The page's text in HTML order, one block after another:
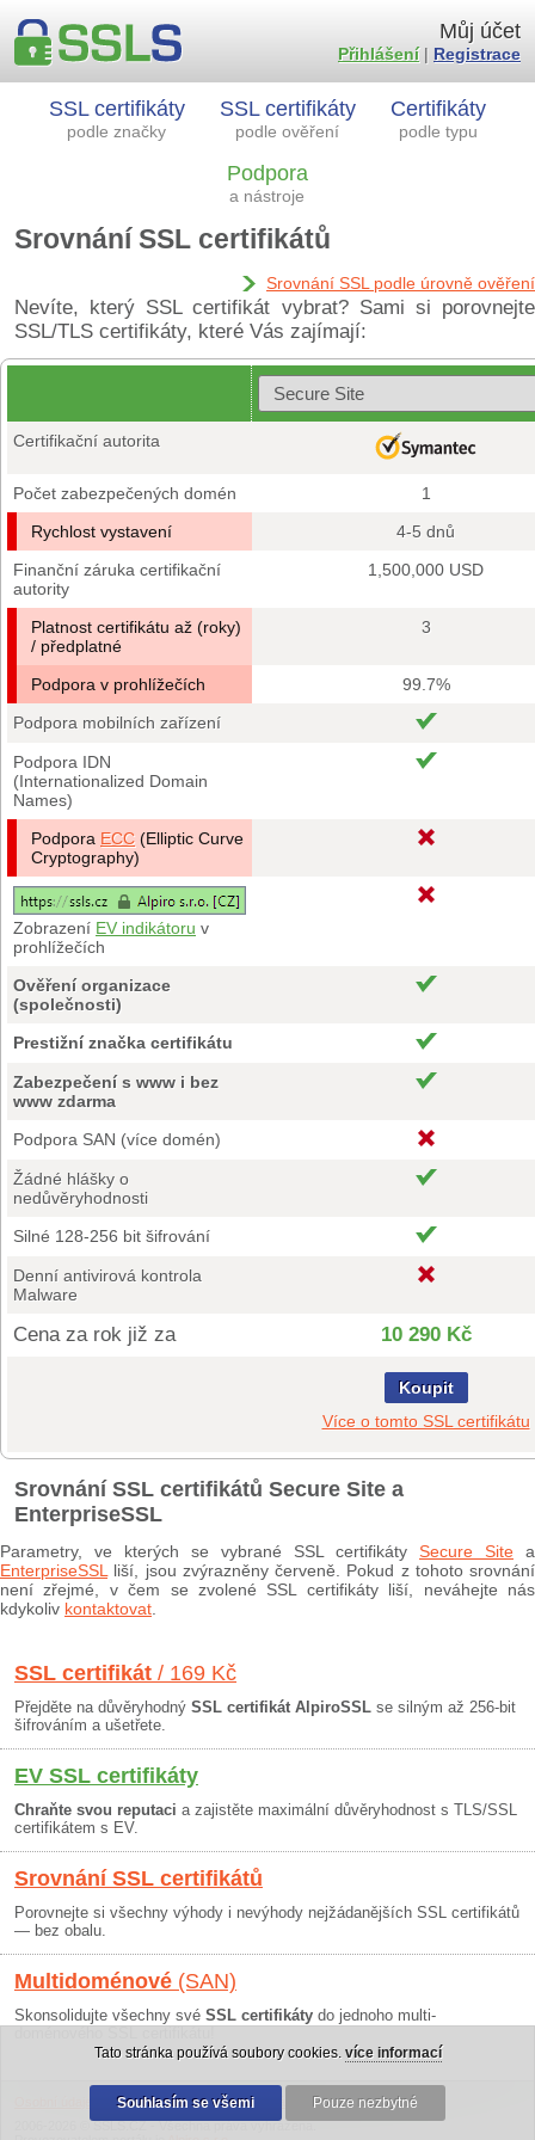
SSL certifikáty
podle značky
SSL certifikáty
podle ověření
Certifikáty
podle typu
Podpora
a nástroje
Můj účet
Přihlášení| Registrace
Srovnání SSL certifikátů
Srovnání SSL podle úrovně ověření
Nevíte, který SSL certifikát vybrat? Sami si porovnejte
SSL/TLS certifikáty, které Vás zajímají:
Certifikační autorita
Počet zabezpečených domén
1
Rychlost vystavení
4-5 dnů
Finanční záruka certifikační
autority
1,500,000 USD
Platnost certifikátu až (roky)
/ předplatné
3
Podpora v prohlížečích
99.7%
Podpora mobilních zařízení
Podpora IDN
(Internationalized Domain
Names)
Podpora ECC (Elliptic Curve
Cryptography)
Zobrazení EV indikátoru v
prohlížečích
Ověření organizace
(společnosti)
Prestižní značka certifikátu
Zabezpečení s www i bez
www zdarma
Podpora SAN (více domén)
Žádné hlášky o
nedůvěryhodnosti
Silné 128-256 bit šifrování
Denní antivirová kontrola
Malware
Cena za rok již za 10 290 Kč
Koupit
Více o tomto SSL certifikátu
Srovnání SSL certifikátů Secure Site a
EnterpriseSSL
Parametry, ve kterých se vybrané SSL certifikáty Secure Site a
EnterpriseSSL
liší, jsou zvýrazněny červeně. Pokud z tohoto srovnání
není zřejmé, v čem se zvolené SSL certifikáty liší, neváhejte nás
kdykoliv kontaktovat
SSL certifikát / 169 Kč
Přejděte na důvěryhodný SSL certifikát AlpiroSSL se silným až 256-bit
šifrováním a ušetřete.
EV SSL certifikáty
Chraňte svou reputaci a zajistěte maximální důvěryhodnost s TLS/SSL
certifikátem s EV.
Srovnání SSL certifikátů
Porovnejte si všechny výhody i nevýhody nejžádanějších SSL certifikátů
— bez obalu.
Multidoménové (SAN)
Skonsolidujte všechny své SSL certifikáty do jednoho multi-
Obchodní podmínky|30 dní záruka
2006-2026 © SSLS.CZ - Všechna práva vyhrazena.
Tato stránka používá soubory cookies. více informací
Souhlasím se všemi Pouze nezbytné